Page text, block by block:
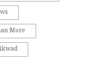
More